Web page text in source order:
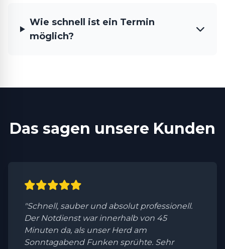
Wie schnell ist ein Termin
möglich?
Das sagen unsere Kunden
"Schnell, sauber und absolut professionell.
Der Notdienst war innerhalb von 45
Minuten da, als unser Herd am
Sonntagabend Funken sprühte. Sehr